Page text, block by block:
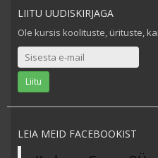
LIITU UUDISKIRJAGA
Ole kursis koolituste, ürituste,
LEIA MEID FACEBOOKIST